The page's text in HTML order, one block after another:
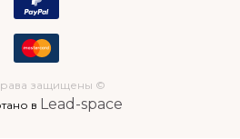
защищены ©
в Lead-space